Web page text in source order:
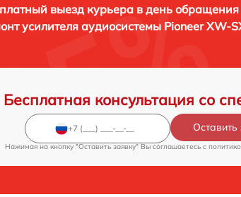
выезд курьера в день обращения
усилителя аудиосистемы Pioneer XW-
Бесплатная консультация со
Оставить
Нажимая на кнопку "Оставить заявку" Вы соглашаетесь c